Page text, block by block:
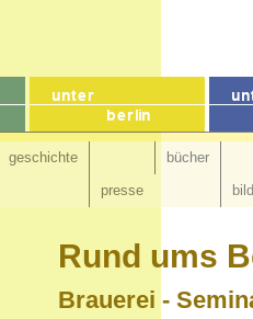
geschichte
presse
bücher
Rund ums
Brauerei -